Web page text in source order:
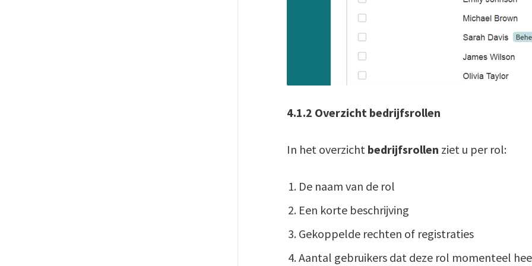
4.1.2 Overzicht bedrijfsrollen
In het overzicht bedrijfsrollen ziet u per rol:
De naam van de rol
Een korte beschrijving
Gekoppelde rechten of registraties
Aantal gebruikers dat deze rol momenteel